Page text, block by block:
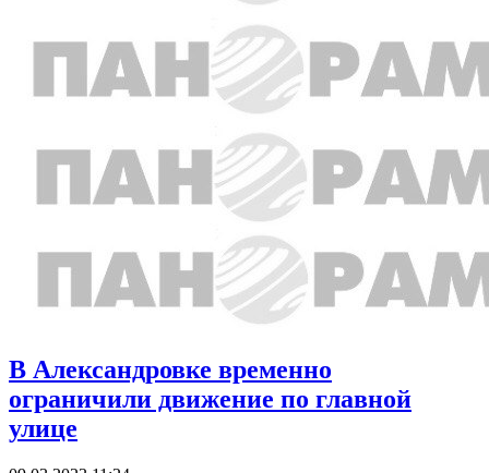
В Александровке временно
ограничили движение по главной
улице